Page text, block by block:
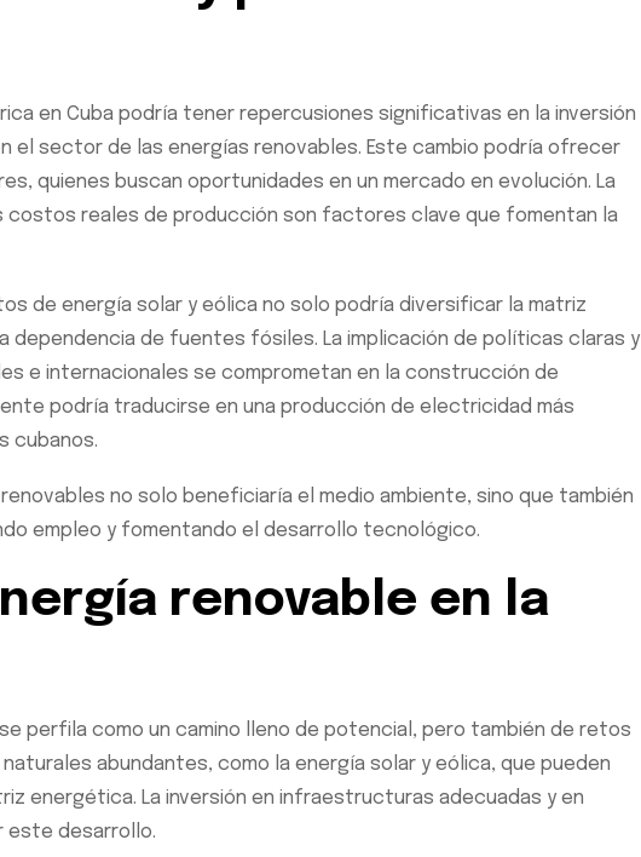
en Cuba podría tener repercusiones significativas en la inversión
el sector de las energías renovables. Este cambio podría ofrecer
quienes buscan oportunidades en un mercado en evolución. La
costos reales de producción son factores clave que fomentan la
de energía solar y eólica no solo podría diversificar la matriz
dependencia de fuentes fósiles. La implicación de políticas claras y
e internacionales se comprometan en la construcción de
podría traducirse en una producción de electricidad más
cubanos.
no solo beneficiaría el medio ambiente, sino que también
empleo y fomentando el desarrollo tecnológico.
renovable en la
perfila como un camino lleno de potencial, pero también de retos
abundantes, como la energía solar y eólica, que pueden
energética. La inversión en infraestructuras adecuadas y en
este desarrollo.